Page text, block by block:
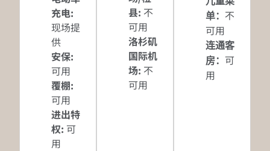
充电:
现场提
供
安保:
可用
覆棚:
可用
进出特
权: 可
用
县: 不
可用
洛杉矶
国际机
场: 不
可用
单： 不
可用
连通客
房： 可
用